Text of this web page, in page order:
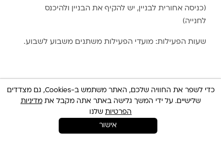
גברים
LA LUNA HOME
צור קשר
טבלת מידות טבעות
Community Club
(כניסה אחורית לבניין, יש להקיף את הבניין ולהיכנס
לחנייה)
שעות הפעילות: מועדי הפעילות משתנים משבוע לשבוע.
© כל הזכויות שמורות 2025 Built By IWP
כדי לשפר את החוויה שלכם, האתר משתמש ב-Cookies, גם מצדדים
שלישיים. על ידי המשך גלישה באתר אתה מקבל אתמדיניות
הפרטיות שלנו
אישור
צריכה עזרה ?